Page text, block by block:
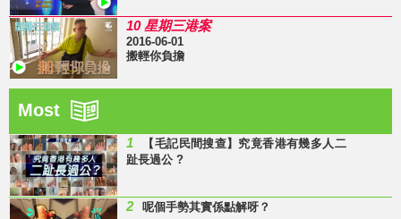
10 星期三港案
2016-06-01
搬輕你負擔
Most
1
【毛記民間搜查】究竟香港有幾多人二
趾長過公 ?
2 呢個手勢其實係點解呀？